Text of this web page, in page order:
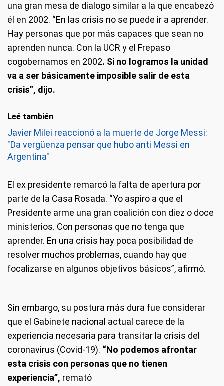
una gran mesa de dialogo similar a la que encabezó
él en 2002. “En las crisis no se puede ir a aprender.
Hay personas que por más capaces que sean no
aprenden nunca. Con la UCR y el Frepaso
cogobernamos en 2002. Si no logramos la unidad
va a ser básicamente imposible salir de esta
crisis”, dijo.
Leé también
Javier Milei reaccionó a la muerte de Jorge Messi:
"Da vergüenza pensar que hubo anti Messi en
Argentina"
El ex presidente remarcó la falta de apertura por
parte de la Casa Rosada. “Yo aspiro a que el
Presidente arme una gran coalición con diez o doce
ministerios. Con personas que no tenga que
aprender. En una crisis hay poca posibilidad de
resolver muchos problemas, cuando hay que
focalizarse en algunos objetivos básicos”, afirmó.
Sin embargo, su postura más dura fue considerar
que el Gabinete nacional actual carece de la
experiencia necesaria para transitar la crisis del
coronavirus (Covid-19). “No podemos afrontar
esta crisis con personas que no tienen
experiencia”, remató